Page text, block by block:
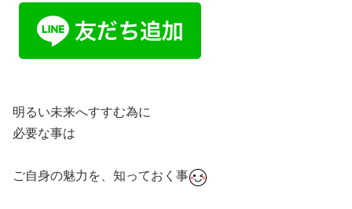
明るい未来へすすむ為に
必要な事は
ご自身の魅力を、知っておく事